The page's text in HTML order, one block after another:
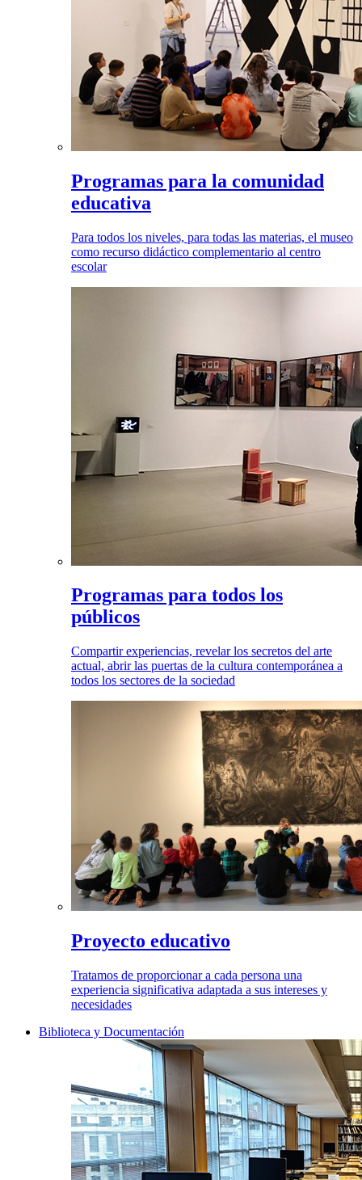
Programas para la comunidad
educativa
Para todos los niveles, para todas las materias, el museo
como recurso didáctico complementario al centro
escolar
Programas para todos los
públicos
Compartir experiencias, revelar los secretos del arte
actual, abrir las puertas de la cultura contemporánea a
todos los sectores de la sociedad
Proyecto educativo
Tratamos de proporcionar a cada persona una
experiencia significativa adaptada a sus intereses y
necesidades
Biblioteca y Documentación